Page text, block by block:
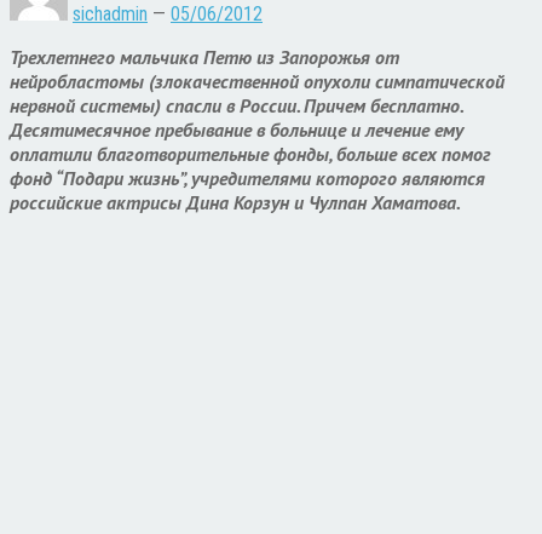
sichadmin — 05/06/2012
Трехлетнего мальчика Петю из Запорожья от
нейробластомы (злокачественной опухоли симпатической
нервной системы) спасли в России. Причем бесплатно.
Десятимесячное пребывание в больнице и лечение ему
оплатили благотворительные фонды, больше всех помог
фонд “Подари жизнь”, учредителями которого являются
российские актрисы Дина Корзун и Чулпан Хаматова.